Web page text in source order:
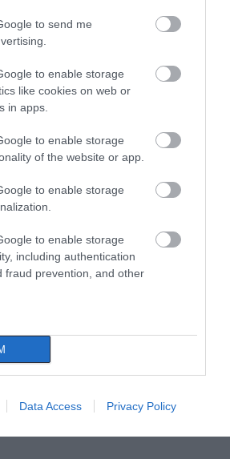
to send me
to enable storage
like cookies on web or
in apps.
to enable storage
of the website or app.
to enable storage
to enable storage
including authentication
fraud prevention, and other
Data Access Privacy Policy